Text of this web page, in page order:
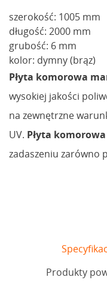
szerokość: 1005 mm
długość: 2000 mm
grubość: 6 mm
kolor: dymny (brąz)
Płyta komorowa
wysokiej jakości
na zewnętrzne
UV. Płyta komorowa
zadaszeniu zarówno
Produkty